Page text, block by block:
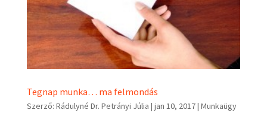
Tegnap munka… ma felmondás
Szerző: Rádulyné Dr. Petrányi Júlia | jan 10, 2017| Munkaügy